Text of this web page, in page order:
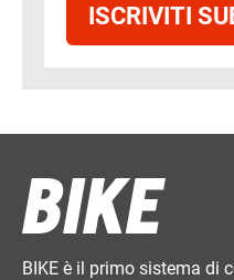
ISCRIVITI
BIKE è il primo sistema di